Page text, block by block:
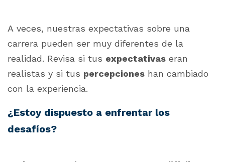
A veces, nuestras expectativas sobre una
carrera pueden ser muy diferentes de la
realidad. Revisa si tus expectativas eran
realistas y si tus percepciones han cambiado
con la experiencia.
¿Estoy dispuesto a enfrentar los
desafíos?